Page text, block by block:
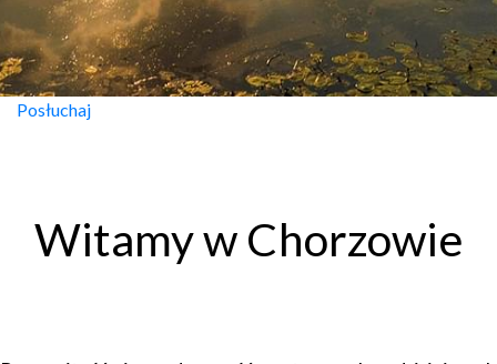
Posłuchaj
Witamy w Chorzowie